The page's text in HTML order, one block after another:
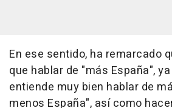
En ese sentido, ha remarcado
que hablar de "más España",
entiende muy bien hablar de
menos España", así como